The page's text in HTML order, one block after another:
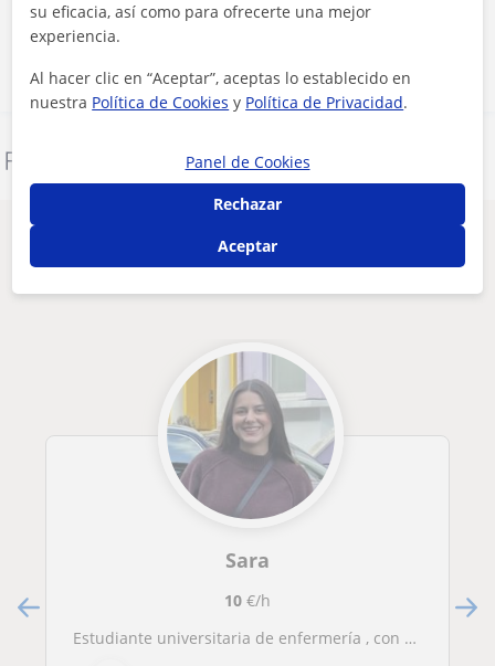
Contactar ahora
Denunciar este perfil
Otros profesores de Primaria en Lleida
que pueden interesarte
Sara
10€/h
Estudiante universitaria de enfermería , con título de monitora de tiempo libre
su eficacia, así como para ofrecerte una mejor
experiencia.
Al hacer clic en “Aceptar”, aceptas lo establecido en
nuestra Política de Cookies y Política de Privacidad.
Panel de Cookies
Rechazar
Aceptar